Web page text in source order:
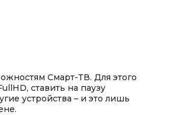
Смарт-ТВ. Для этого
ставить на паузу
устройства – и это лишь